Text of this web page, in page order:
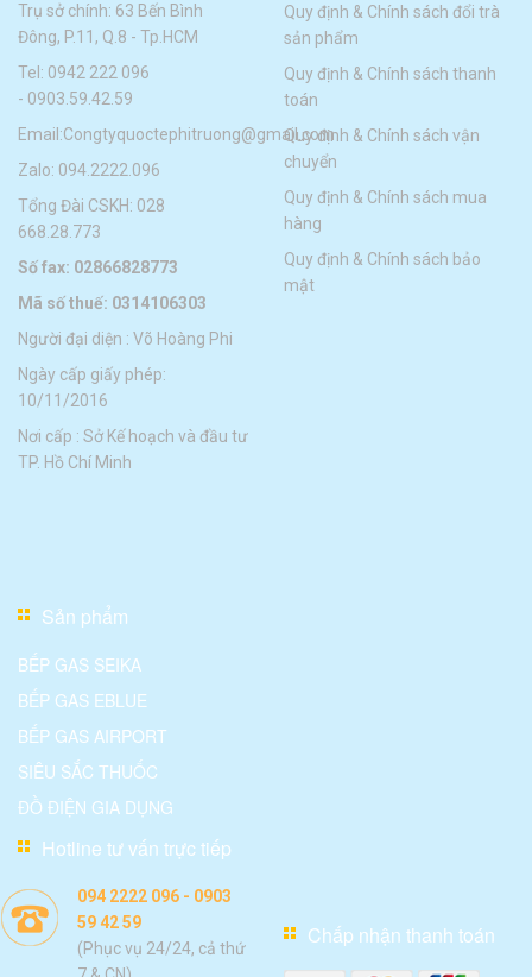
Trụ sở chính: 63 Bến Bình
Đông, P.11, Q.8 - Tp.HCM
Tel: 0942 222 096
- 0903.59.42.59
Email:Congtyquoctephitruong@gmail.com
Zalo: 094.2222.096
Tổng Đài CSKH: 028
668.28.773
Số fax: 02866828773
Mã số thuế: 0314106303
Người đại diện : Võ Hoàng Phi
Ngày cấp giấy phép:
10/11/2016
Nơi cấp : Sở Kế hoạch và đầu tư
TP. Hồ Chí Minh
Quy định & Chính sách đổi trà
sản phẩm
Quy định & Chính sách thanh
toán
Quy định & Chính sách vận
chuyển
Quy định & Chính sách mua
hàng
Quy định & Chính sách bảo
mật
Sản phẩm
BẾP GAS SEIKA
BẾP GAS EBLUE
BẾP GAS AIRPORT
SIÊU SẮC THUỐC
ĐỒ ĐIỆN GIA DỤNG
Hotline tư vấn trực tiếp
094 2222 096 - 0903
59 42 59
(Phục vụ 24/24, cả thứ
Chấp nhận thanh toán